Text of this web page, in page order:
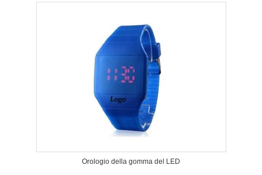
Orologio della gomma del LED